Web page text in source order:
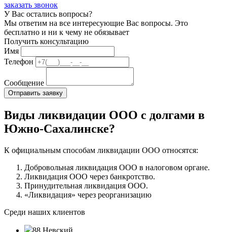
заказать звонок
У Вас остались вопросы?
Мы ответим на все интересующие Вас вопросы. Это
бесплатно и ни к чему не обязывает
Получить консультацию
Имя
Телефон
Сообщение
Виды ликвидации ООО с долгами в
Южно-Сахалинске?
К официальным способам ликвидации ООО относятся:
Добровольная ликвидация ООО в налоговом органе.
Ликвидация ООО через банкротство.
Принудительная ликвидация ООО.
«Ликвидация» через реорганизацию
Среди наших клиентов